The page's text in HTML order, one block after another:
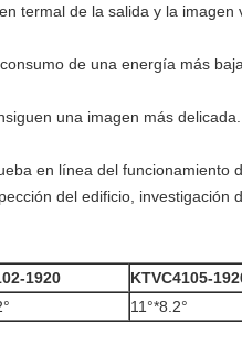
termal de la salida y la imagen
de una energía más
una imagen más delicada.
en línea del funcionamiento
del edificio, investigación
1920
KTVC4105-
11°*8.2°